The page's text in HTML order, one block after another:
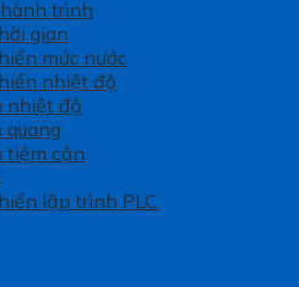
trình
gian
mức nước
nhiệt độ
nhiệt độ
quang
tiệm cận
lập trình PLC